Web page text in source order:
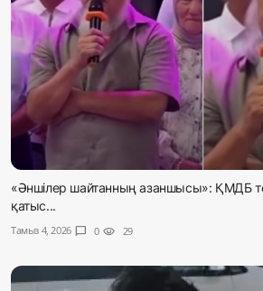
«Әншілер шайтанның азаншысы»: ҚМДБ
қатыс...
Тамыз 4, 2026 chat_bubble 0 visibility 29